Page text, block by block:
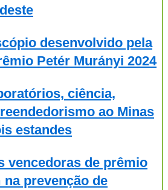
desenvolvido pela
Petér Murányi 2024
ciência,
ao Minas
estandes
vencedoras de prêmio
na prevenção de